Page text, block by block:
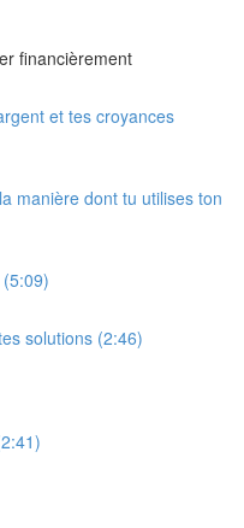
financièrement
et tes croyances
manière dont tu utilises ton
solutions (2:46)